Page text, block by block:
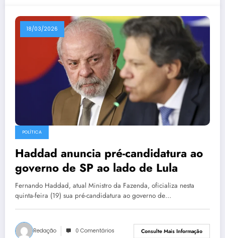
18/03/2026
POLÍTICA
Haddad anuncia pré-candidatura ao
governo de SP ao lado de Lula
Fernando Haddad, atual Ministro da Fazenda, oficializa nesta
quinta-feira (19) sua pré-candidatura ao governo de…
Redação 0 Comentários Consulte Mais Informação